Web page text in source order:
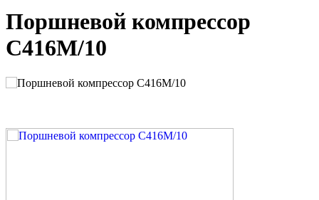
Поршневой компрессор
С416М/10